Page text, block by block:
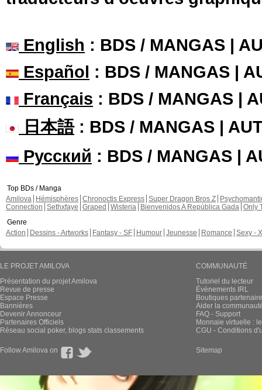
English : BDS / MANGAS |
Español : BDS / MANGAS |
Français : BDS / MANGAS |
日本語: BDS / MANGAS |
Русский : BDS / MANGAS |
Top BDs / Manga
Amilova
Hémisphères Chronoctis Express Super Dragon Bros Z
Connection Sethxfaye Graped Wisteria Bienvenidos A República Gada Only
Genre
Action
Dessins - Artworks Fantasy - SF Humour Jeunesse Romance Sexy -
LE PROJET AMILOVA
Présentation du projet Amilova
Revue de presse
Espace Presse
Bannières
Devenir Annonceur
Partenaires Officiels
Réseau social poker, blogs stats classements
COMMUNAUTÉ
Tutoriel du lecteur
Évènements IRL
Boutiques
Aider la
FAQ - Support
Monnaie virtuelle :
CGU - Conditions
Follow Amilova on Sitemap